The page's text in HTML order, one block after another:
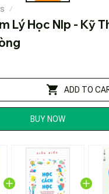
Lý Học Nlp - Kỹ
ADD TO
BUY NOW